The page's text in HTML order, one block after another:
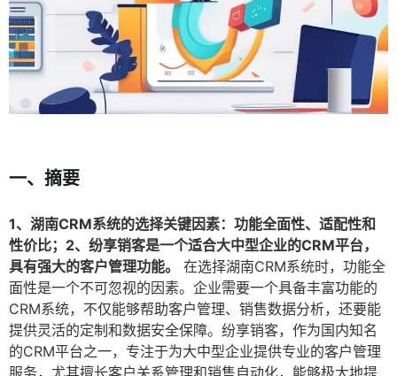
一、摘要
1、湖南CRM系统的选择关键因素：功能全面性、适配性和
性价比；2、纷享销客是一个适合大中型企业的CRM平台，
具有强大的客户管理功能。
在选择湖南CRM系统时，功能全
面性是一个不可忽视的因素。企业需要一个具备丰富功能的
CRM系统，不仅能够帮助客户管理、销售数据分析，还要能
提供灵活的定制和数据安全保障。纷享销客，作为国内知名
的CRM平台之一，专注于为大中型企业提供专业的客户管理